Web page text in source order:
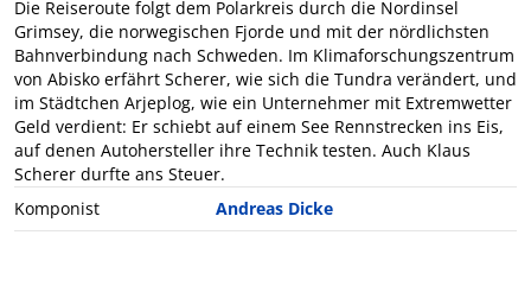
Die Reiseroute folgt dem Polarkreis durch die Nordinsel
Grimsey, die norwegischen Fjorde und mit der nördlichsten
Bahnverbindung nach Schweden. Im Klimaforschungszentrum
von Abisko erfährt Scherer, wie sich die Tundra verändert, und
im Städtchen Arjeplog, wie ein Unternehmer mit Extremwetter
Geld verdient: Er schiebt auf einem See Rennstrecken ins Eis,
auf denen Autohersteller ihre Technik testen. Auch Klaus
Scherer durfte ans Steuer.
Komponist
Andreas Dicke